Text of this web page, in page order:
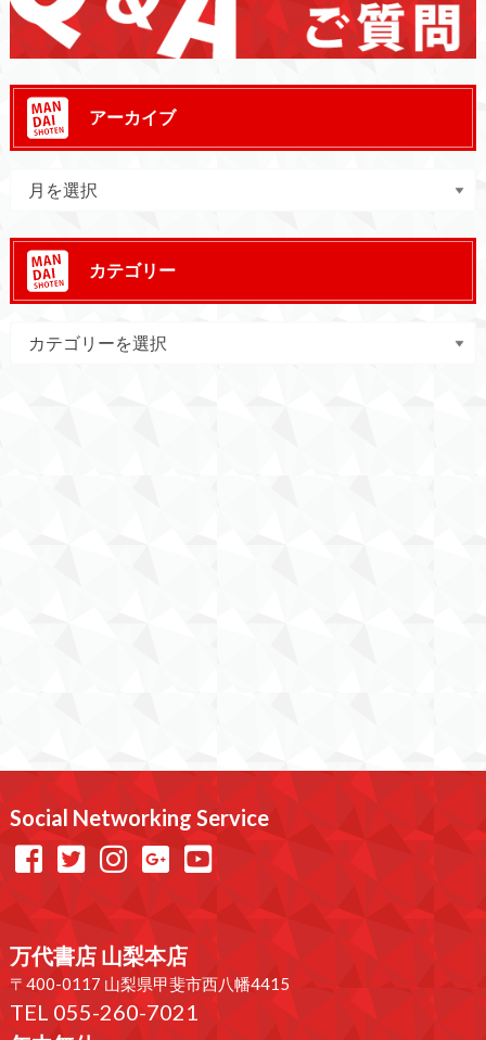
アーカイブ
カテゴリー
Social Networking Service
万代書店 山梨本店
〒400-0117 山梨県甲斐市西八幡4415
TEL 055-260-7021